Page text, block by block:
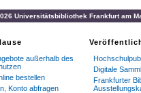
Universitätsbibliothek Frankfurt am
außerhalb des
bestellen
Konto abfragen
Digitale
Frankfurter